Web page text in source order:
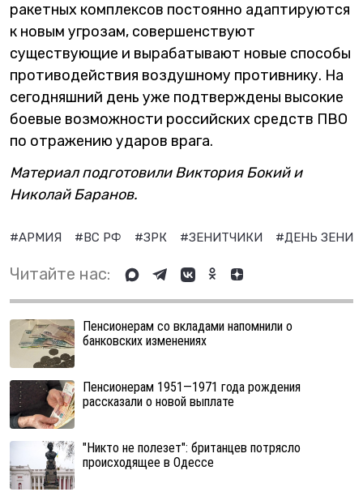
ракетных комплексов постоянно адаптируются
к новым угрозам, совершенствуют
существующие и вырабатывают новые способы
противодействия воздушному противнику. На
сегодняшний день уже подтверждены высокие
боевые возможности российских средств ПВО
по отражению ударов врага.
Материал подготовили Виктория Бокий и
Николай Баранов.
#АРМИЯ #ВС РФ #ЗРК #ЗЕНИТЧИКИ #ДЕНЬ
Читайте нас:
Пенсионерам со вкладами напомнили о
банковских изменениях
Пенсионерам 1951—1971 года рождения
рассказали о новой выплате
"Никто не полезет": британцев потрясло
происходящее в Одессе